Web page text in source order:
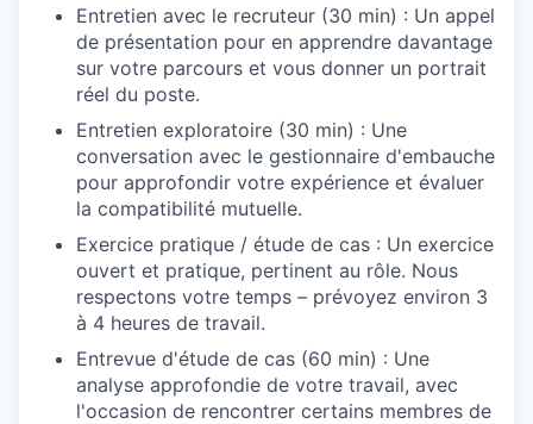
Entretien avec le recruteur (30 min) : Un appel
de présentation pour en apprendre davantage
sur votre parcours et vous donner un portrait
réel du poste.
Entretien exploratoire (30 min) : Une
conversation avec le gestionnaire d'embauche
pour approfondir votre expérience et évaluer
la compatibilité mutuelle.
Exercice pratique / étude de cas : Un exercice
ouvert et pratique, pertinent au rôle. Nous
respectons votre temps – prévoyez environ 3
à 4 heures de travail.
Entrevue d'étude de cas (60 min) : Une
analyse approfondie de votre travail, avec
l'occasion de rencontrer certains membres de